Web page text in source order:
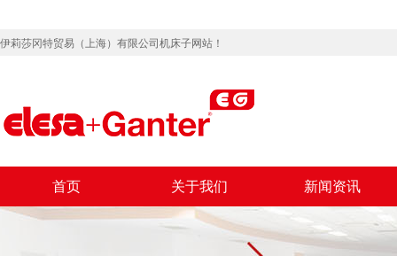
伊莉莎冈特贸易（上海）有限公司机床子网站！
首页 关于我们 新闻资讯